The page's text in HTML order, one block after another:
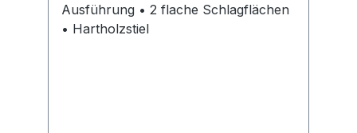
Ausführung • 2 flache Schlagflächen
• Hartholzstiel